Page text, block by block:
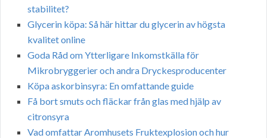
stabilitet?
Glycerin köpa: Så här hittar du glycerin av högsta
kvalitet online
Goda Råd om Ytterligare Inkomstkälla för
Mikrobryggerier och andra Dryckesproducenter
Köpa askorbinsyra: En omfattande guide
Få bort smuts och fläckar från glas med hjälp av
citronsyra
Vad omfattar Aromhusets Fruktexplosion och hur